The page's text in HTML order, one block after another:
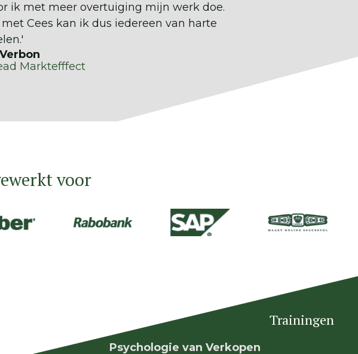
ik met meer overtuiging mijn werk doe.
Cees kan ik dus iedereen van harte
Marktefffect
voor
Trainingen
Psychologie van Verkopen